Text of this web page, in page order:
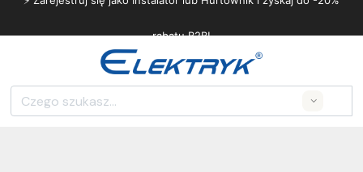
rabatu B2B!